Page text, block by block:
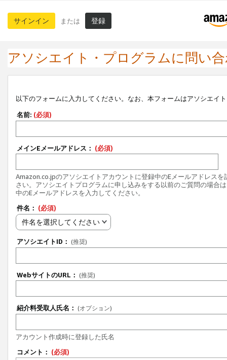
サインイン または 登録
アソシエイト・プログラムに問い
以下のフォームに入力してください。なお、本フォームはアソシエイ
名前: (必須)
メインEメールアドレス： (必須)
Amazon.co.jpのアソシエイトアカウントに登録中のEメールアドレスを
さい。アソシエイトプログラムに申し込みをする以前のご質問の場合
中のEメールアドレスを入力してください。
件名： (必須)
件名を選択してください
アソシエイトID： (推奨)
WebサイトのURL： (推奨)
紹介料受取人氏名： (オプション)
アカウント作成時に登録した氏名
コメント： (必須)